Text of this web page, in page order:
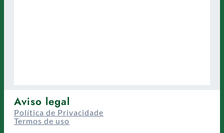
Aviso legal
Política de Privacidade
Termos de uso